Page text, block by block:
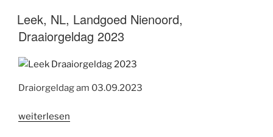
Nienoord,
Draaiorgeldag
2024“
Leek, NL, Landgoed Nienoord,
Draaiorgeldag 2023
Draiorgeldag am 03.09.2023
„Leek,
weiterlesen